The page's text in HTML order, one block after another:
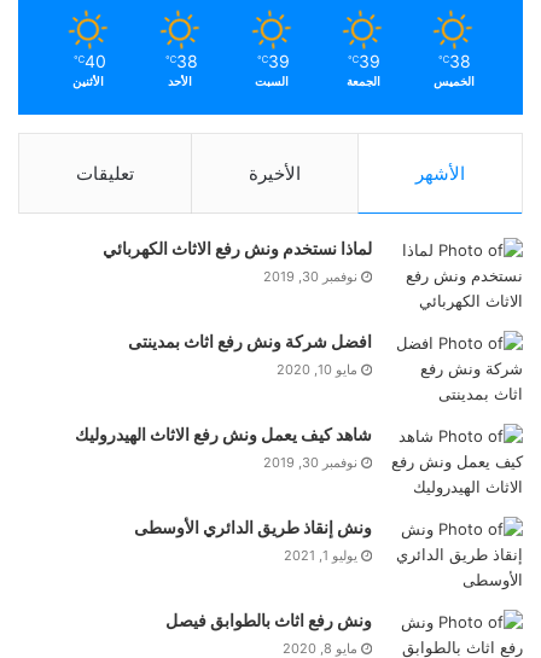
38
℃
الخميس
39
℃
الجمعة
39
℃
السبت
38
℃
الأحد
40
℃
الأثنين
الأشهر الأخيرة تعليقات
لماذا نستخدم ونش رفع الاثاث الكهربائي
نوفمبر 30, 2019
افضل شركة ونش رفع اثاث بمدينتى
مايو 10, 2020
شاهد كيف يعمل ونش رفع الاثاث الهيدروليك
نوفمبر 30, 2019
ونش إنقاذ طريق الدائري الأوسطى
يوليو 1, 2021
ونش رفع اثاث بالطوابق فيصل
مايو 8, 2020